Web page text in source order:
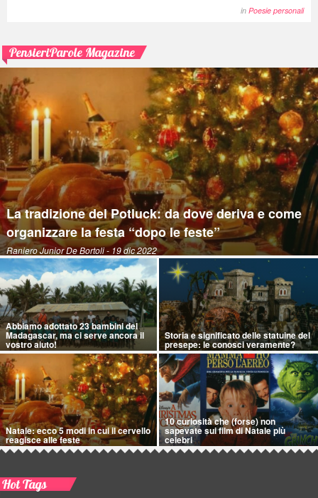
in Poesie personali
PensieriParole Magazine
La tradizione del Potluck: da dove deriva e come
organizzare la festa “dopo le feste”
Raniero Junior De Bortoli- 19 dic 2022
Abbiamo adottato 23 bambini del
Madagascar, ma ci serve ancora il
vostro aiuto!
Storia e significato delle statuine del
presepe: le conosci veramente?
Natale: ecco 5 modi in cui il cervello
reagisce alle feste
10 curiosità che (forse) non
sapevate sui film di Natale più
celebri
Hot Tags